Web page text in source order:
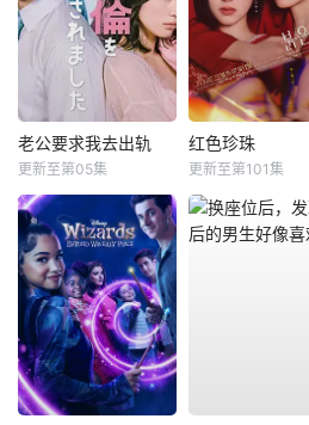
老公要求我去出轨
更新至第05集
红色珍珠
更新至第101集